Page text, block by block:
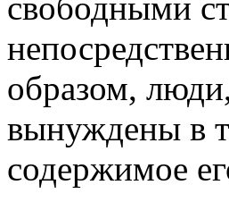
образом,
вынуждены в
содержимое